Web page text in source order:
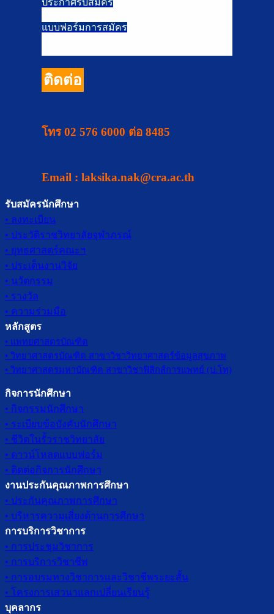
แบบฟอร์มการสมัคร
ติดต่อ
โทร 02 576 6000 ต่อ 8485
Email : laksika.nak@cra.ac.th
รับสมัครนักศึกษา
• ลงทะเบียน
• ประวัติราชวิทยาลัยจุฬาภรณ์
• ยุทธศาสตร์คณะฯ
• ประเด็นงานวิจัย
• นวัตกรรม
• รางวัล
• ความร่วมมือ
หลักสูตร
• แพทยศาสตรบัณฑิต
• วิทยาศาสตรบัณฑิต สาขาวิชาวิทยาศาสตร์ข้อมูลสุขภาพ
• วิทยาศาสตรมหาบัณฑิต สาขาวิชาฟิสิกส์การแพทย์ (ป.โท)
กิจการนักศึกษา
• กิจกรรมนักศึกษา
• ระเบียบข้อบังคับนักศึกษา
• ชีวิตในรั้วราชวิทยาลัย
• ดาวน์โหลดแบบฟอร์ม
• ติดต่อกิจการนักศึกษา
งานประกันคุณภาพการศึกษา
• ประกันคุณภาพการศึกษา
• บริหารความเสี่ยงด้านการศึกษา
การบริการวิชาการ
• การประชุมวิชาการ
• การบริการวิชาชีพ
• การอบรมทางวิชาการและวิชาชีพระยะสั้น
• โครงการเสวนาแลกเปลี่ยนเรียนรู้
บุคลากร